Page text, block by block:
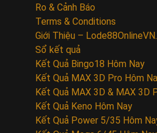
Ro & Cảnh Báo
Terms & Conditions
Giới Thiệu –
Sổ kết quả
Kết Quả Bingo18 Hôm Nay
Kết Quả MAX 3D Pro Hôm
Kết Quả MAX 3D & MAX 3D
Kết Quả Keno Hôm Nay
Kết Quả Power 5/35 Hôm